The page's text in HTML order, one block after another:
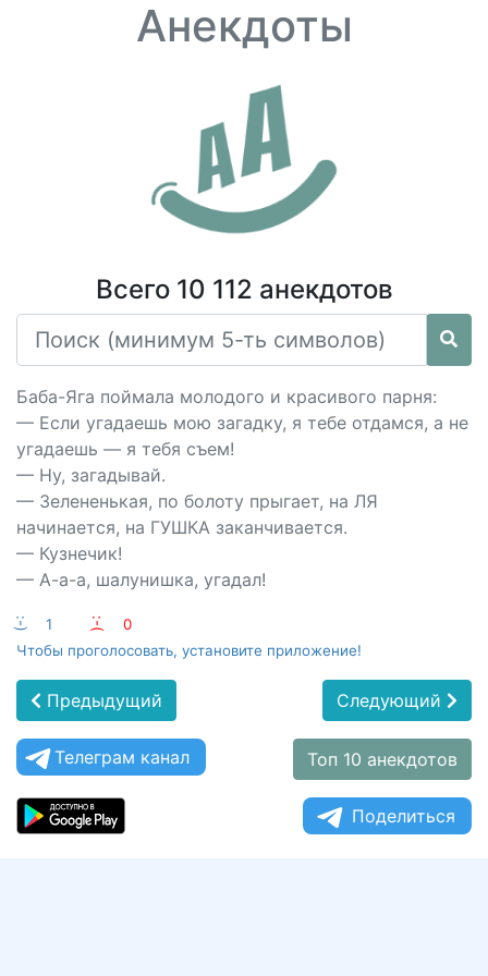
Анекдоты
Всего 10 112 анекдотов
Баба-Яга поймала молодого и красивого парня:
— Если угадаешь мою загадку, я тебе отдамся, а не
угадаешь — я тебя съем!
— Ну, загадывай.
— Зелененькая, по болоту прыгает, на ЛЯ
начинается, на ГУШКА заканчивается.
— Кузнечик!
— А-а-а, шалунишка, угадал!
:-) 1 :-(
0
Чтобы проголосовать, установите приложение!
Предыдущий Следующий
Телеграм канал Топ 10 анекдотов
Поделиться